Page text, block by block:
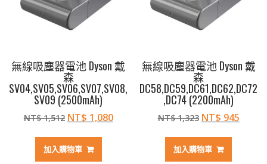
無線吸塵器電池 Dyson 戴
森
SV04,SV05,SV06,SV07,SV08,
SV09 (2500mAh)
NT$1,512 原
價
格：
NT$ 1,080目
加入購物車
無線吸塵器電池 Dyson 戴
森
DC58,DC59,DC61,DC62,DC72
,DC74 (2200mAh)
NT$1,323 原
價
格：
NT$ 945目
加入購物車